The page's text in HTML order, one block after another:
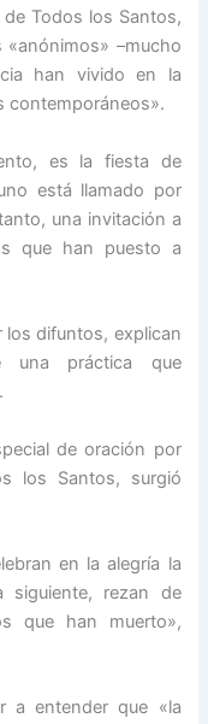
Todos los Santos,
–mucho
han vivido en la
contemporáneos».
es la fiesta de
está llamado por
una invitación a
que han puesto a
los difuntos, explican
una práctica que
de oración por
los Santos, surgió
en la alegría la
rezan de
que han muerto»,
a entender que «la